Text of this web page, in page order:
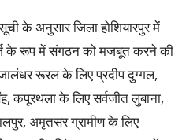
के अनुसार जिला होशियारपुर में
के रूप में संगठन को मजबूत करने की
रूरल के लिए प्रदीप दुग्गल,
कपूरथला के लिए सर्वजीत लुबाना,
अमृतसर ग्रामीण के लिए